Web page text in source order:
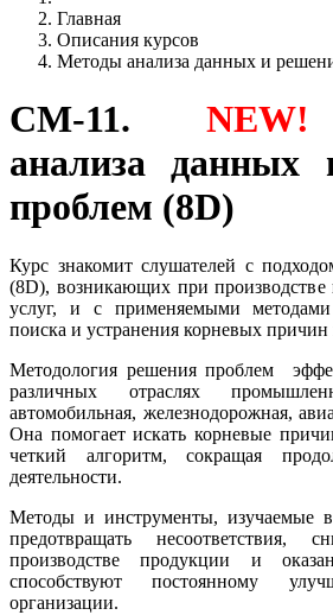
Главная
Описания курсов
Методы анализа данных и
СМ-11. NEW!
анализа данных
проблем (8D)
Курс знакомит слушателей с
(8D), возникающих при производстве
услуг, и с применяемыми
поиска и устранения корневых причин
Методология решения проблем
различных отраслях
автомобильная, железнодорожная,
Она помогает искать корневые
четкий алгоритм, сокращая
деятельности.
Методы и инструменты, изучаемые
предотвращать несоответствия,
производстве продукции и
способствуют постоянному
организации.